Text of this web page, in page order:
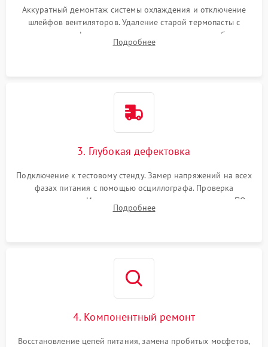
Аккуратный демонтаж системы охлаждения и отключение
шлейфов вентиляторов. Удаление старой термопасты с
кристалла графического чипа и термопрокладок с банок
памяти и зоны VRM. Очистка платы от пыли и окислов.
Подробнее
3. Глубокая дефектовка
Подключение к тестовому стенду. Замер напряжений на всех
фазах питания с помощью осциллографа. Проверка
инициализации. Использование специализированного ПО
MATS
Подробнее
4. Компонентный ремонт
Восстановление цепей питания, замена пробитых мосфетов,